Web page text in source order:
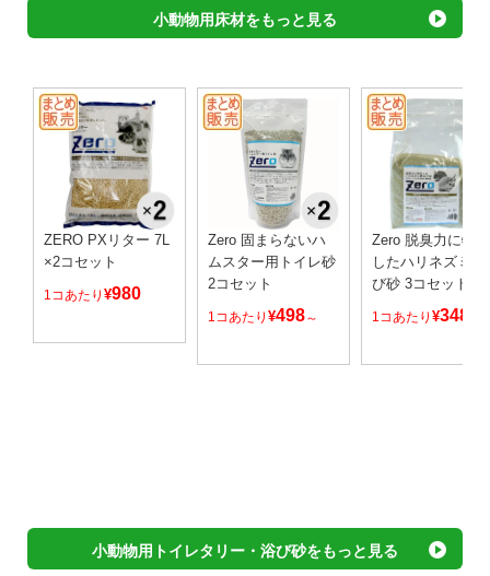
小動物用床材をもっと見る
ZERO PXリター 7L
×2コセット
1コあたり¥980
Zero 固まらないハ
ムスター用トイレ砂
2コセット
1コあたり¥498～
Zero 脱臭力に特化
したハリネズミ用
び砂 3コセット
1コあたり¥348
小動物用トイレタリー・浴び砂をもっと見る